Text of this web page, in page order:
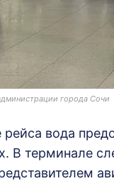
города Сочи
вода
В терминале